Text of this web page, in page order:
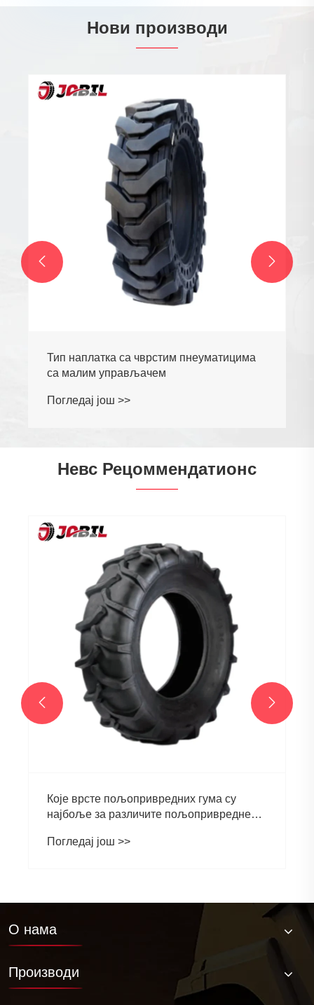
Нови производи
Тип наплатка са чврстим пнеуматицима
са малим управљачем
Погледај још >>
 
Невс Рецоммендатионс
Које врсте пољопривредних гума су
најбоље за различите пољопривредне
Погледај још >>
 
О нама
Производи